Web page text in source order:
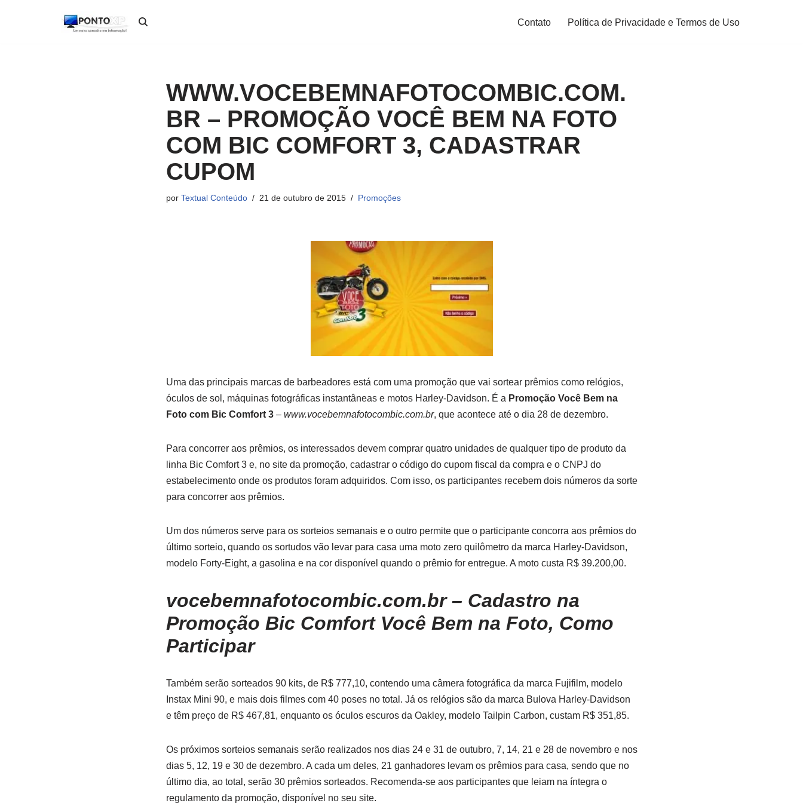
Contato Política de Privacidade e Termos de Uso
WWW.VOCEBEMNAFOTOCOMBIC.COM.
BR – PROMOÇÃO VOCÊ BEM NA FOTO
COM BIC COMFORT 3, CADASTRAR
CUPOM
por Textual Conteúdo 21 de outubro de 2015 Promoções
Uma das principais marcas de barbeadores está com uma promoção que vai sortear prêmios como relógios,
óculos de sol, máquinas fotográficas instantâneas e motos Harley-Davidson. É a Promoção Você Bem na
Foto com Bic Comfort 3– www.vocebemnafotocombic.com.br, que acontece até o dia 28 de dezembro.
Para concorrer aos prêmios, os interessados devem comprar quatro unidades de qualquer tipo de produto da
linha Bic Comfort 3 e, no site da promoção, cadastrar o código do cupom fiscal da compra e o CNPJ do
estabelecimento onde os produtos foram adquiridos. Com isso, os participantes recebem dois números da sorte
para concorrer aos prêmios.
Um dos números serve para os sorteios semanais e o outro permite que o participante concorra aos prêmios do
último sorteio, quando os sortudos vão levar para casa uma moto zero quilômetro da marca Harley-Davidson,
modelo Forty-Eight, a gasolina e na cor disponível quando o prêmio for entregue. A moto custa R$ 39.200,00.
vocebemnafotocombic.com.br – Cadastro na
Promoção Bic Comfort Você Bem na Foto, Como
Participar
Também serão sorteados 90 kits, de R$ 777,10, contendo uma câmera fotográfica da marca Fujifilm, modelo
Instax Mini 90, e mais dois filmes com 40 poses no total. Já os relógios são da marca Bulova Harley-Davidson
e têm preço de R$ 467,81, enquanto os óculos escuros da Oakley, modelo Tailpin Carbon, custam R$ 351,85.
Os próximos sorteios semanais serão realizados nos dias 24 e 31 de outubro, 7, 14, 21 e 28 de novembro e nos
dias 5, 12, 19 e 30 de dezembro. A cada um deles, 21 ganhadores levam os prêmios para casa, sendo que no
último dia, ao total, serão 30 prêmios sorteados. Recomenda-se aos participantes que leiam na íntegra o
regulamento da promoção, disponível no seu site.